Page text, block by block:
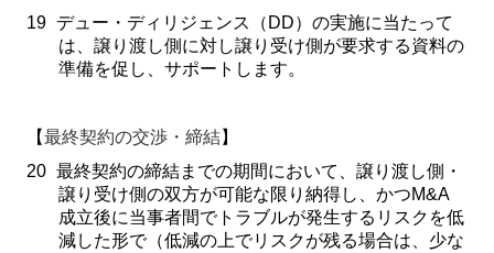
19 デュー・ディリジェンス（ DD）の実施に当たって
は、譲り渡し側に対し譲り受け側が要求する資料の
準備を促し、サポートします。
【最終契約の交渉・締結】
20 最終契約の締結までの期間において、譲り渡し側・
譲り受け側の双方が可能な限り納得し、かつM&A
成立後に当事者間でトラブルが発生するリスクを低
減した形で（低減の上でリスクが残る場合は、少な